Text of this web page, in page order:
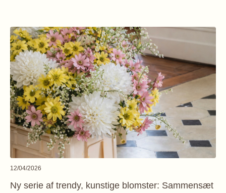
12/04/2026
Ny serie af trendy, kunstige blomster: Sammensæt